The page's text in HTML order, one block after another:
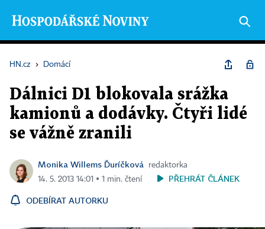
HN.cz › Domácí
Dálnici D1 blokovala srážka
kamionů a dodávky. Čtyři lidé
se vážně zranili
Monika Willems Ďuríčková
redaktorka
14. 5. 2013 14:01 ▪ 1 min. čtení
PŘEHRÁT ČLÁNEK
ODEBÍRAT AUTORKU